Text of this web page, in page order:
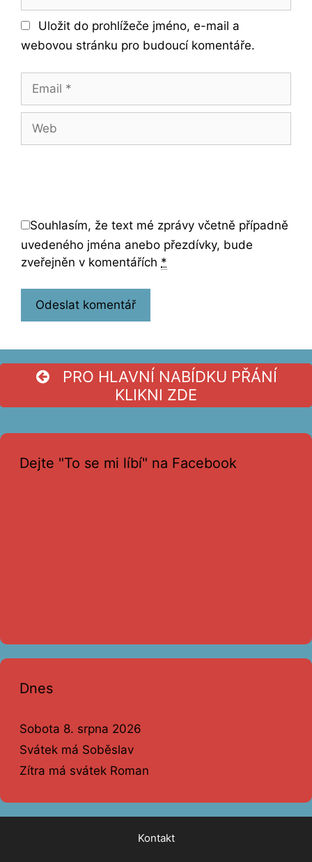
Uložit do prohlížeče jméno, e-mail a
webovou stránku pro budoucí komentáře.
Email
Web
Souhlasím, že text mé zprávy včetně případně
uvedeného jména anebo přezdívky, bude
zveřejněn v komentářích *
PRO HLAVNÍ NABÍDKU PŘÁNÍ
KLIKNI ZDE
Dejte "To se mi líbí" na Facebook
Dnes
Sobota 8. srpna 2026
Svátek má Soběslav
Zítra má svátek Roman
Kontakt